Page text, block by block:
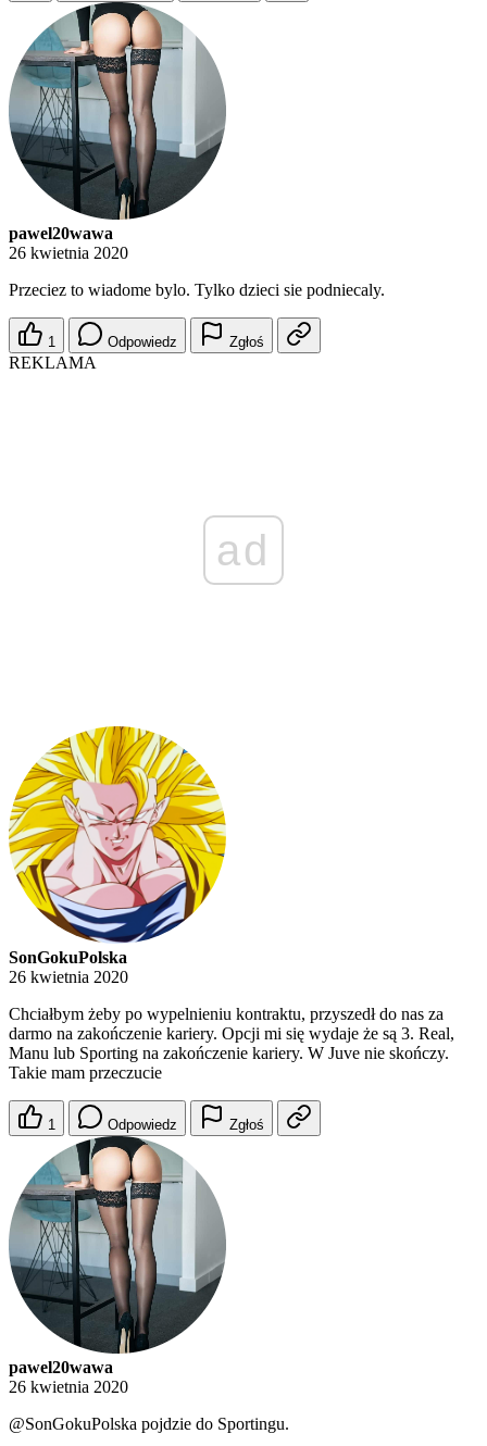
pawel20wawa
26 kwietnia 2020
Przeciez to wiadome bylo. Tylko dzieci sie podniecaly.
1 Odpowiedz Zgłoś
REKLAMA
ad
SonGokuPolska
26 kwietnia 2020
Chciałbym żeby po wypelnieniu kontraktu, przyszedł do nas za
darmo na zakończenie kariery. Opcji mi się wydaje że są 3. Real,
Manu lub Sporting na zakończenie kariery. W Juve nie skończy.
Takie mam przeczucie
1 Odpowiedz Zgłoś
pawel20wawa
26 kwietnia 2020
@SonGokuPolska pojdzie do Sportingu.